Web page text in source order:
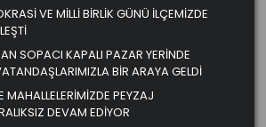
VE MİLLİ BİRLİK GÜNÜ İLÇEMİZDE
SOPACI KAPALI PAZAR YERİNDE
BİR ARAYA GELDİ
MAHALLELERİMİZDE PEYZAJ
DEVAM EDİYOR